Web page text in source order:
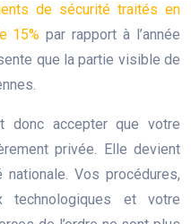
de sécurité traités en
15% par rapport à l’année
que la partie visible de
donc accepter que votre
privée. Elle devient
Vos procédures,
technologiques et votre